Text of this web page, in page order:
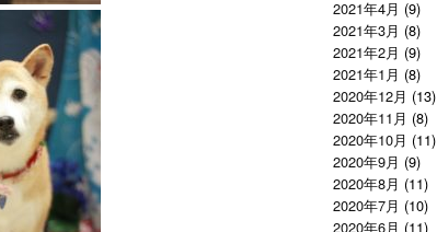
2021年4月 (9)
2021年3月 (8)
2021年2月 (9)
2021年1月 (8)
2020年12月 (13)
2020年11月 (8)
2020年10月 (11)
2020年9月 (9)
2020年8月 (11)
2020年7月 (10)
2020年6月 (11)